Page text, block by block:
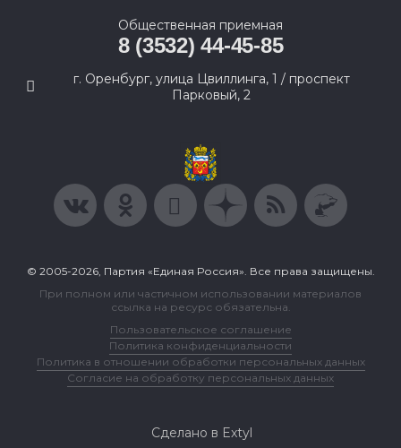
Общественная приемная
8 (3532) 44-45-85
г. Оренбург, улица Цвиллинга, 1 / проспект
Парковый, 2
© 2005-2026, Партия «Единая Россия». Все права защищены.
При полном или частичном использовании материалов
ссылка на ресурс обязательна.
Пользовательское соглашение
Политика конфиденциальности
Политика в отношении обработки персональных данных
Согласие на обработку персональных данных
Сделано в Extyl